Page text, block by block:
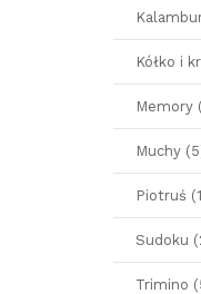
Kółko i
Memory
Muchy
Piotruś
Sudoku
Trimino